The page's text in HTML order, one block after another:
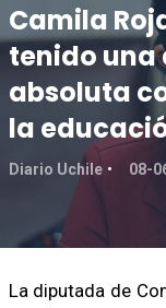
Camila
tenido una
absoluta
la
Diario Uchile 08-
La diputada de